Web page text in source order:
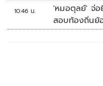
10:46 น.
'หมอตุลย์' จ่อ
สอบท้องถิ่นย้